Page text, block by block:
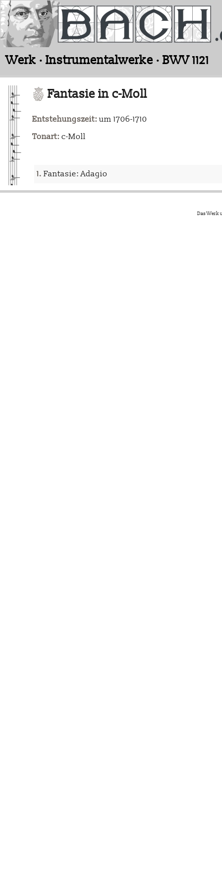
Werk · Instrumentalwerke · BWV 1121
Fantasie in c-Moll
Entstehungszeit: um 1706-1710
Tonart: c-Moll
1. Fantasie: Adagio
Das Werk